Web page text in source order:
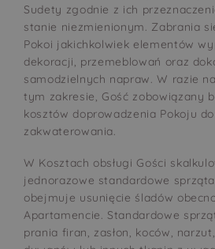
Sudety zgodnie z ich
stanie niezmienionym. Zabrania
Pokoi jakichkolwiek elementów
dekoracji, przemeblowań oraz
samodzielnych napraw. W razie
tym zakresie, Gość zobowiązany
kosztów doprowadzenia Pokoju
zakwaterowania.
W Kosztach obsługi Gości
jednorazowe standardowe
obejmuje usunięcie śladów
Apartamencie. Standardowe
prania firan, zasłon, koców,